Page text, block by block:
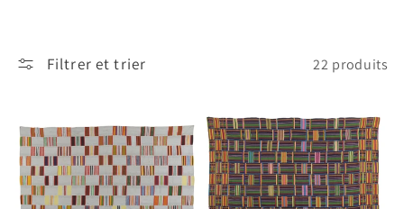
Filtrer et trier 22 produits